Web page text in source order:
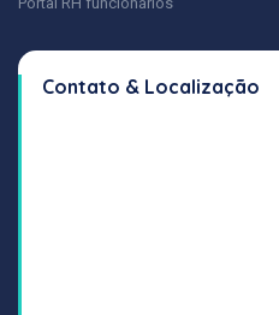
Contato & Localização